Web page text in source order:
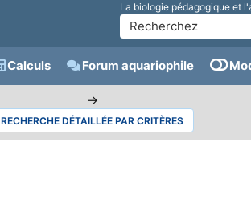
La biologie pédagogique et
Calculs Forum aquariophile
→
RECHERCHE DÉTAILLÉE PAR CRITÈRES